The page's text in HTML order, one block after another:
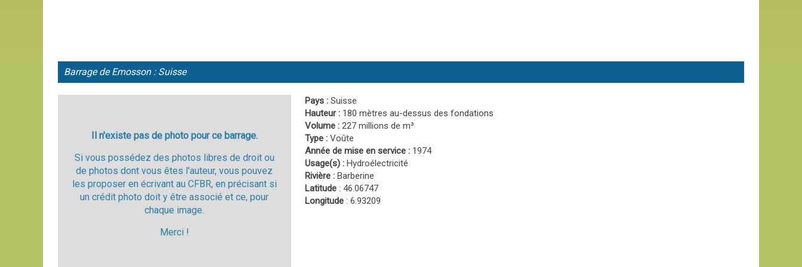
Barrage de Emosson : Suisse
Il n'existe pas de photo pour ce barrage.
Si vous possédez des photos libres de droit ou
de photos dont vous êtes l'auteur, vous pouvez
les proposer en écrivant au CFBR, en précisant si
un crédit photo doit y être associé et ce, pour
chaque image.
Merci !
Pays : Suisse
Hauteur : 180 mètres au-dessus des fondations
Volume : 227 millions de m³
Type : Voûte
Année de mise en service : 1974
Usage(s) : Hydroélectricité
Rivière : Barberine
Latitude : 46.06747
Longitude : 6.93209